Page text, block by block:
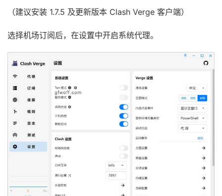
（建议安装 1.7.5 及更新版本 Clash Verge 客户端）
选择机场订阅后，在设置中开启系统代理。